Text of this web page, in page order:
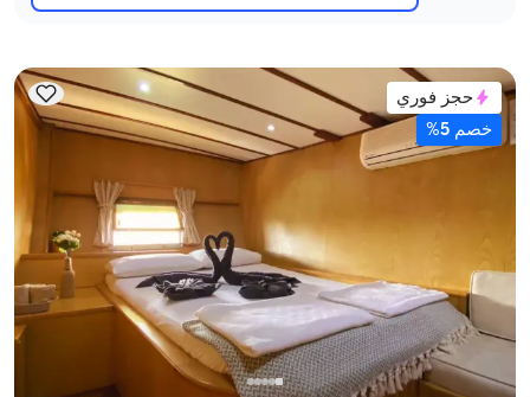
حجز فوري
خصم 5%